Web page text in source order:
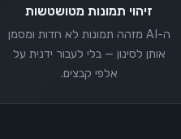
זיהוי תמונות מטושטשות
ה-AI מזהה תמונות לא חדות ומסמן
אותן לסינון — בלי לעבור ידנית על
אלפי קבצים.